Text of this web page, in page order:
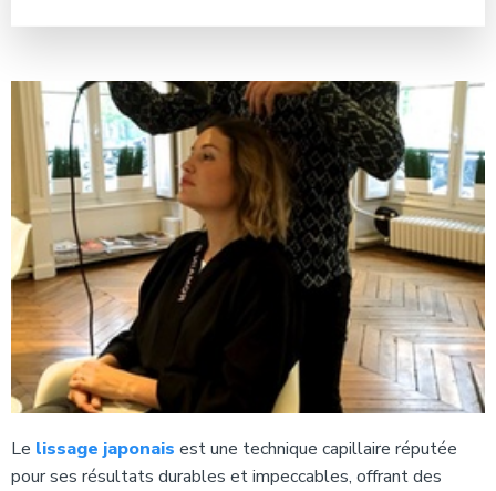
Le lissage japonais est une technique capillaire réputée
pour ses résultats durables et impeccables, offrant des